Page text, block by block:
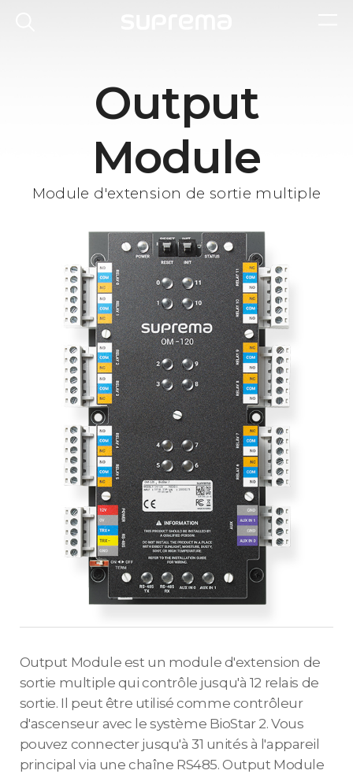
Output
Module
Module d'extension de sortie multiple
Output Module est un module d'extension de
sortie multiple qui contrôle jusqu'à 12 relais de
sortie. Il peut être utilisé comme contrôleur
d'ascenseur avec le système BioStar 2. Vous
pouvez connecter jusqu'à 31 unités à l'appareil
principal via une chaîne RS485. Output Module